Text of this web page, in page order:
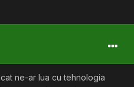
ne-ar lua cu tehnologia